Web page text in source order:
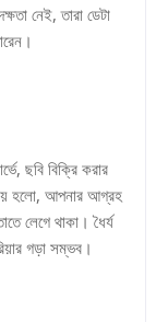
নেই, তারা ডেটা
ছবি বিক্রি করার
হলো, আপনার আগ্রহ
লেগে থাকা। ধৈর্য
গড়া সম্ভব।